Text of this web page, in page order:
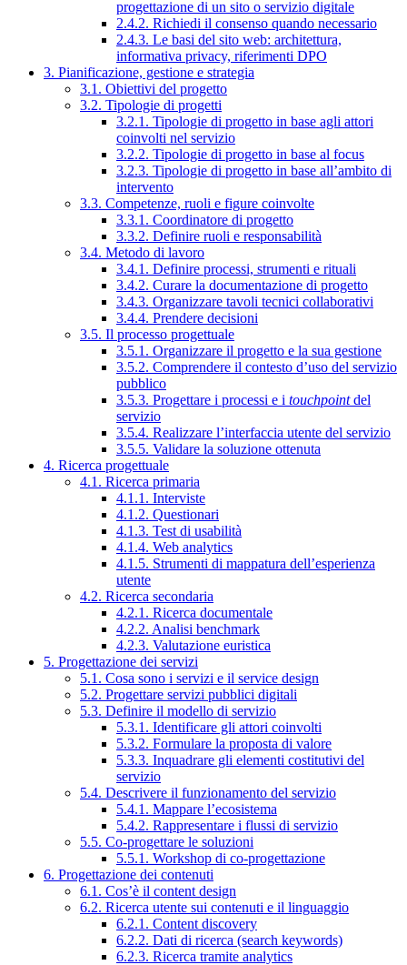
progettazione di un sito o servizio digitale
2.4.2. Richiedi il consenso quando necessario
2.4.3. Le basi del sito web: architettura,
informativa privacy, riferimenti DPO
3. Pianificazione, gestione e strategia
3.1. Obiettivi del progetto
3.2. Tipologie di progetti
3.2.1. Tipologie di progetto in base agli attori
coinvolti nel servizio
3.2.2. Tipologie di progetto in base al focus
3.2.3. Tipologie di progetto in base all’ambito di
intervento
3.3. Competenze, ruoli e figure coinvolte
3.3.1. Coordinatore di progetto
3.3.2. Definire ruoli e responsabilità
3.4. Metodo di lavoro
3.4.1. Definire processi, strumenti e rituali
3.4.2. Curare la documentazione di progetto
3.4.3. Organizzare tavoli tecnici collaborativi
3.4.4. Prendere decisioni
3.5. Il processo progettuale
3.5.1. Organizzare il progetto e la sua gestione
3.5.2. Comprendere il contesto d’uso del servizio
pubblico
3.5.3. Progettare i processi e i touchpointdel
servizio
3.5.4. Realizzare l’interfaccia utente del servizio
3.5.5. Validare la soluzione ottenuta
4. Ricerca progettuale
4.1. Ricerca primaria
4.1.1. Interviste
4.1.2. Questionari
4.1.3. Test di usabilità
4.1.4. Web analytics
4.1.5. Strumenti di mappatura dell’esperienza
utente
4.2. Ricerca secondaria
4.2.1. Ricerca documentale
4.2.2. Analisi benchmark
4.2.3. Valutazione euristica
5. Progettazione dei servizi
5.1. Cosa sono i servizi e il service design
5.2. Progettare servizi pubblici digitali
5.3. Definire il modello di servizio
5.3.1. Identificare gli attori coinvolti
5.3.2. Formulare la proposta di valore
5.3.3. Inquadrare gli elementi costitutivi del
servizio
5.4. Descrivere il funzionamento del servizio
5.4.1. Mappare l’ecosistema
5.4.2. Rappresentare i flussi di servizio
5.5. Co-progettare le soluzioni
5.5.1. Workshop di co-progettazione
6. Progettazione dei contenuti
6.1. Cos’è il content design
6.2. Ricerca utente sui contenuti e il linguaggio
6.2.1. Content discovery
6.2.2. Dati di ricerca (search keywords)
6.2.3. Ricerca tramite analytics